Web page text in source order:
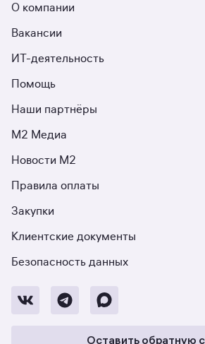
О компании
Вакансии
ИТ-деятельность
Помощь
Наши партнёры
М2 Медиа
Новости М2
Правила оплаты
Закупки
Клиентские документы
Безопасность данных
Оставить обратную